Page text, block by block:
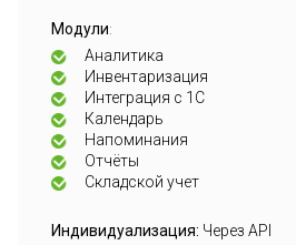
Модули:
Аналитика
Инвентаризация
Интеграция с 1С
Календарь
Напоминания
Отчёты
Складской учет
Индивидуализация: Через API